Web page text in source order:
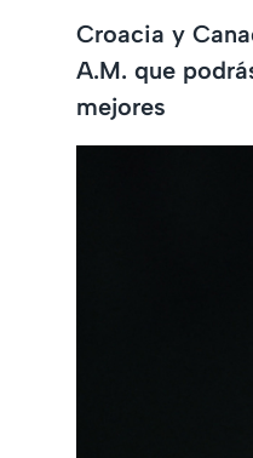
Croacia y
A.M. que
mejores